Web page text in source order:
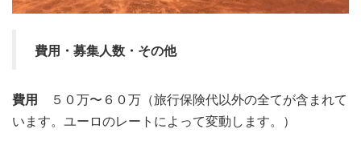
費用・募集人数・その他
費用 ５０万〜６０万（旅行保険代以外の全てが含まれて
います。ユーロのレートによって変動します。）